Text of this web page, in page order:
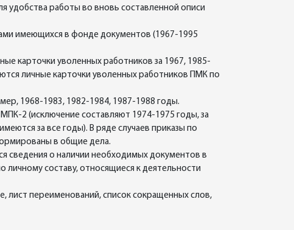
работы во вновь составленной описи
имеющихся в фонде документов (1967-1995
карточки уволенных работников за 1967, 1985-
личные карточки уволенных работников ПМК по
1968-1983, 1982-1984, 1987-1988 годы.
2 (исключение составляют 1974-1975 годы, за
за все годы). В ряде случаев приказы по
в общие дела.
сведения о наличии необходимых документов в
личному составу, относящиеся к деятельности
лист переименований, список сокращенных слов,